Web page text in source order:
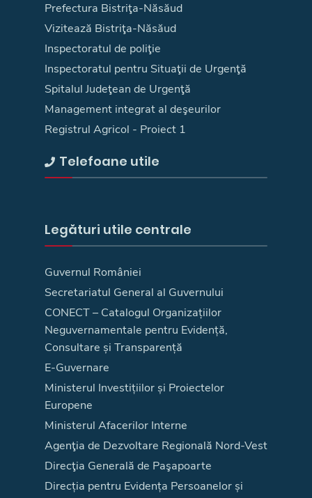
Prefectura Bistriţa-Năsăud
Vizitează Bistriţa-Năsăud
Inspectoratul de poliţie
Inspectoratul pentru Situaţii de Urgenţă
Spitalul Judeţean de Urgenţă
Management integrat al deşeurilor
Registrul Agricol - Proiect 1
Telefoane utile
Legături utile centrale
Guvernul României
Secretariatul General al Guvernului
CONECT – Catalogul Organizațiilor
Neguvernamentale pentru Evidență,
Consultare și Transparență
E-Guvernare
Ministerul Investițiilor și Proiectelor
Europene
Ministerul Afacerilor Interne
Agenţia de Dezvoltare Regională Nord-Vest
Direcţia Generală de Paşapoarte
Direcția pentru Evidența Persoanelor și